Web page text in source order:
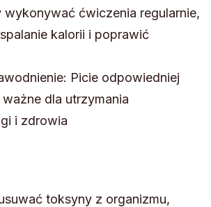
wykonywać ćwiczenia regularnie,
kalorii i poprawić
Picie odpowiedniej
dla utrzymania
i zdrowia
toksyny z organizmu,